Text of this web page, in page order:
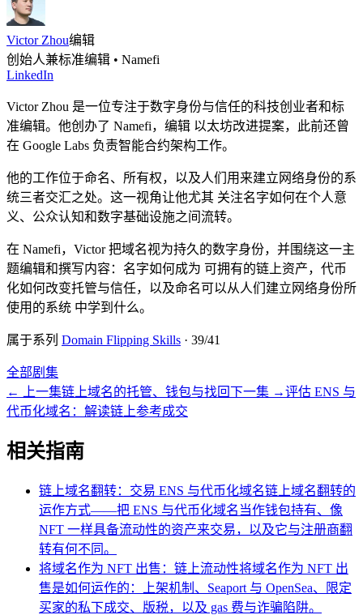
Victor Zhou编辑
创始人兼标准编辑 • Namefi
LinkedIn
Victor Zhou 是一位专注于数字身份与信任的科技创业者和标
准编辑。他创办了 Namefi，编辑 以太坊改进提案，此前还曾
在 Google Labs 负责智能合约架构工作。
他的工作位于命名、所有权，以及人们用来建立网络身份的系
统三者交汇之处。这一视角让他尤其 关注名字如何在个人意
义、公众认知和数字基础设施之间流转。
在 Namefi，Victor 把域名视为持久的数字身份，并围绕这一主
题编辑和撰写内容：名字如何成为 可拥有的链上资产，代币
化如何改变托管与信任，以及命名可以从人们建立网络身份所
使用的系统 中学到什么。
属于系列 Domain Flipping Skills · 39/41
全部剧集
←
上一集链上域名的托管、钱包与找回下一集 →评估 ENS 与
代币化域名：解读链上参考成交
相关指南
链上域名翻转：交易 ENS 与代币化域名链上域名翻转的
运作方式——把 ENS 与代币化域名当作钱包持有、像
NFT 一样具备流动性的资产来交易，以及它与注册商翻
转有何不同。
将域名作为 NFT 出售：链上流动性将域名作为 NFT 出
售是如何运作的：上架机制、Seaport 与 OpenSea、限定
买家的私下成交、版税，以及 gas 费与诈骗陷阱。